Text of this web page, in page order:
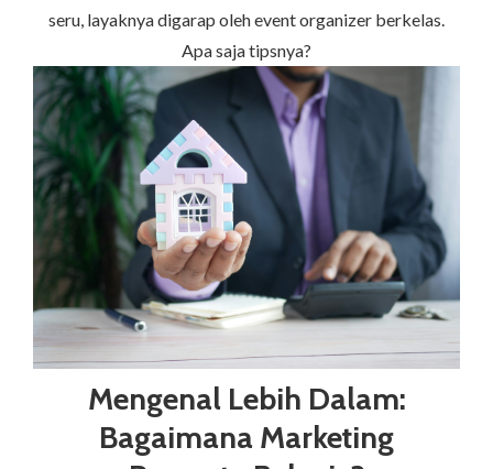
seru, layaknya digarap oleh event organizer berkelas.
Apa saja tipsnya?
Mengenal Lebih Dalam:
Bagaimana Marketing